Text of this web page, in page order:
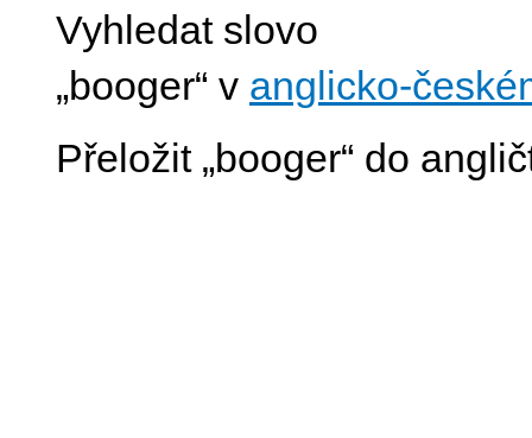
Vyhledat slovo
„booger“ v anglicko-
Přeložit „booger“ do